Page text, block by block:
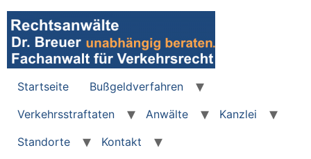
Zum
Inhalt
wechseln
Startseite
Bußgeldverfahren
Verkehrsstraftaten
Anwälte
Kanzlei
Standorte
Kontakt